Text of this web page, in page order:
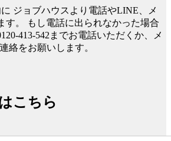
ジョブハウスより電話やLINE、メ
。
もし電話に出られなかった場合
413-542までお電話いただくか、メ
絡をお願いします。
こちら